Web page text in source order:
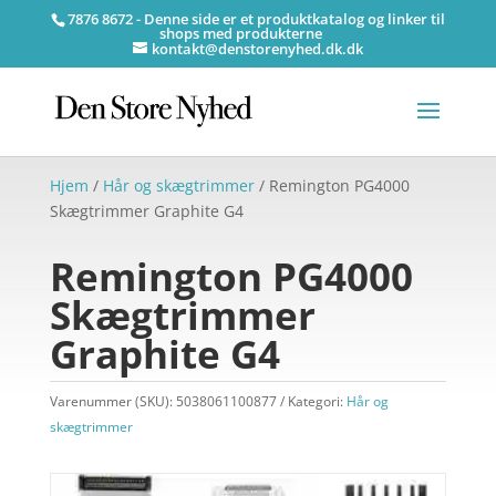
7876 8672 - Denne side er et produktkatalog og linker til
shops med produkterne
kontakt@denstorenyhed.dk.dk
Hjem / Hår og skægtrimmer/ Remington PG4000
Skægtrimmer Graphite G4
Remington PG4000
Skægtrimmer
Graphite G4
Varenummer (SKU): 5038061100877 Kategori: Hår og
skægtrimmer